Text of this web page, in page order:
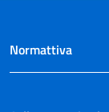
Normattiva